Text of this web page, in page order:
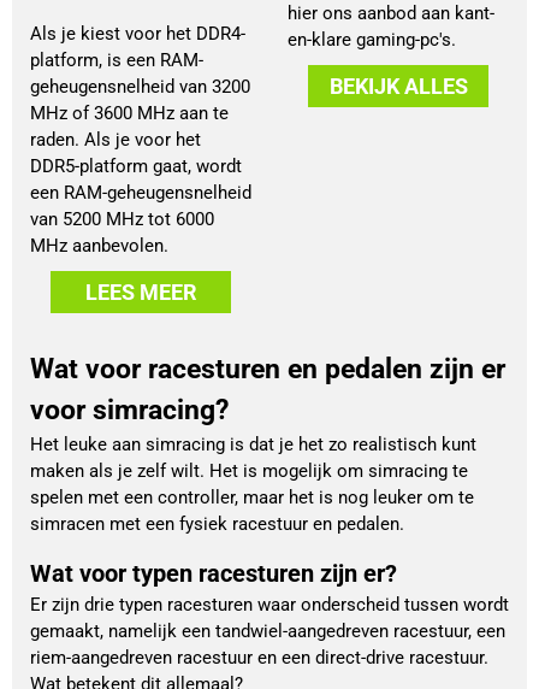
Als je kiest voor het DDR4-
platform, is een RAM-
geheugensnelheid van 3200
MHz of 3600 MHz aan te
raden. Als je voor het
DDR5-platform gaat, wordt
een RAM-geheugensnelheid
van 5200 MHz tot 6000
MHz aanbevolen.
LEES MEER
hier ons aanbod aan kant-
en-klare gaming-pc's.
BEKIJK ALLES
Wat voor racesturen en pedalen zijn er
voor simracing?
Het leuke aan simracing is dat je het zo realistisch kunt
maken als je zelf wilt. Het is mogelijk om simracing te
spelen met een controller, maar het is nog leuker om te
simracen met een fysiek racestuur en pedalen.
Wat voor typen racesturen zijn er?
Er zijn drie typen racesturen waar onderscheid tussen wordt
gemaakt, namelijk een tandwiel-aangedreven racestuur, een
riem-aangedreven racestuur en een direct-drive racestuur.
Wat betekent dit allemaal?